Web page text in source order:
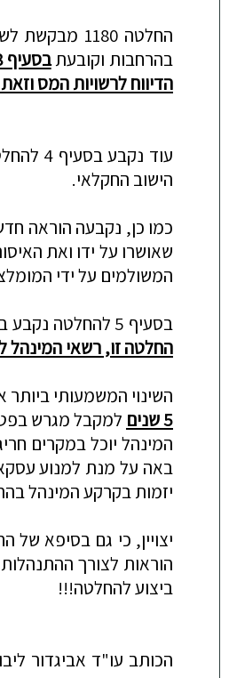
החלטה 1180 מבקשת לשים קץ לתשלום כספים אשר התקבלו אצל
בהרחבות וקובעתבסעיף 4.8 במפורש, כי על האגודה והמ
הדיווח לרשויות המס
עוד
הישוב החקלאי.
כמו כן, נקבעה הוראה
שאושרו על ידו ואת
המשולמים על ידי
בסעיף 5 להחלטה נקבע במפורש, כי
החלטה זו, רשאי
השינוי המשמעותי ביותר
5 שנים
למקבל מגרש
המינהל יוכל במקרים חריגים לאשר
באה על מנת למנוע
יזמות בקרקע המינהל
יצויין, כי גם בסיפא
הוראות לצורך
ביצוע להחלטה!!!
הכותב עו"ד אביגדור